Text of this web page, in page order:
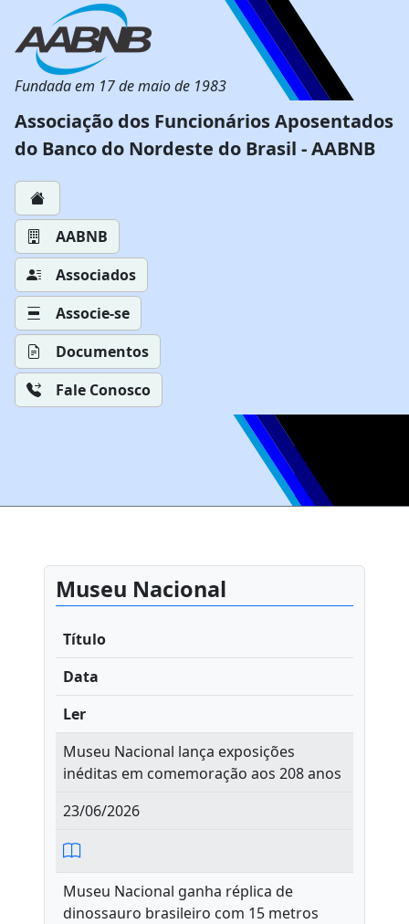
Fundada em 17 de maio de 1983
Associação dos Funcionários Aposentados
do Banco do Nordeste do Brasil - AABNB
AABNB
Associados
Associe-se
Documentos
Fale Conosco
Museu Nacional
Título
Data
Ler
Museu Nacional lança exposições
inéditas em comemoração aos 208 anos
23/06/2026
Museu Nacional ganha réplica de
dinossauro brasileiro com 15 metros